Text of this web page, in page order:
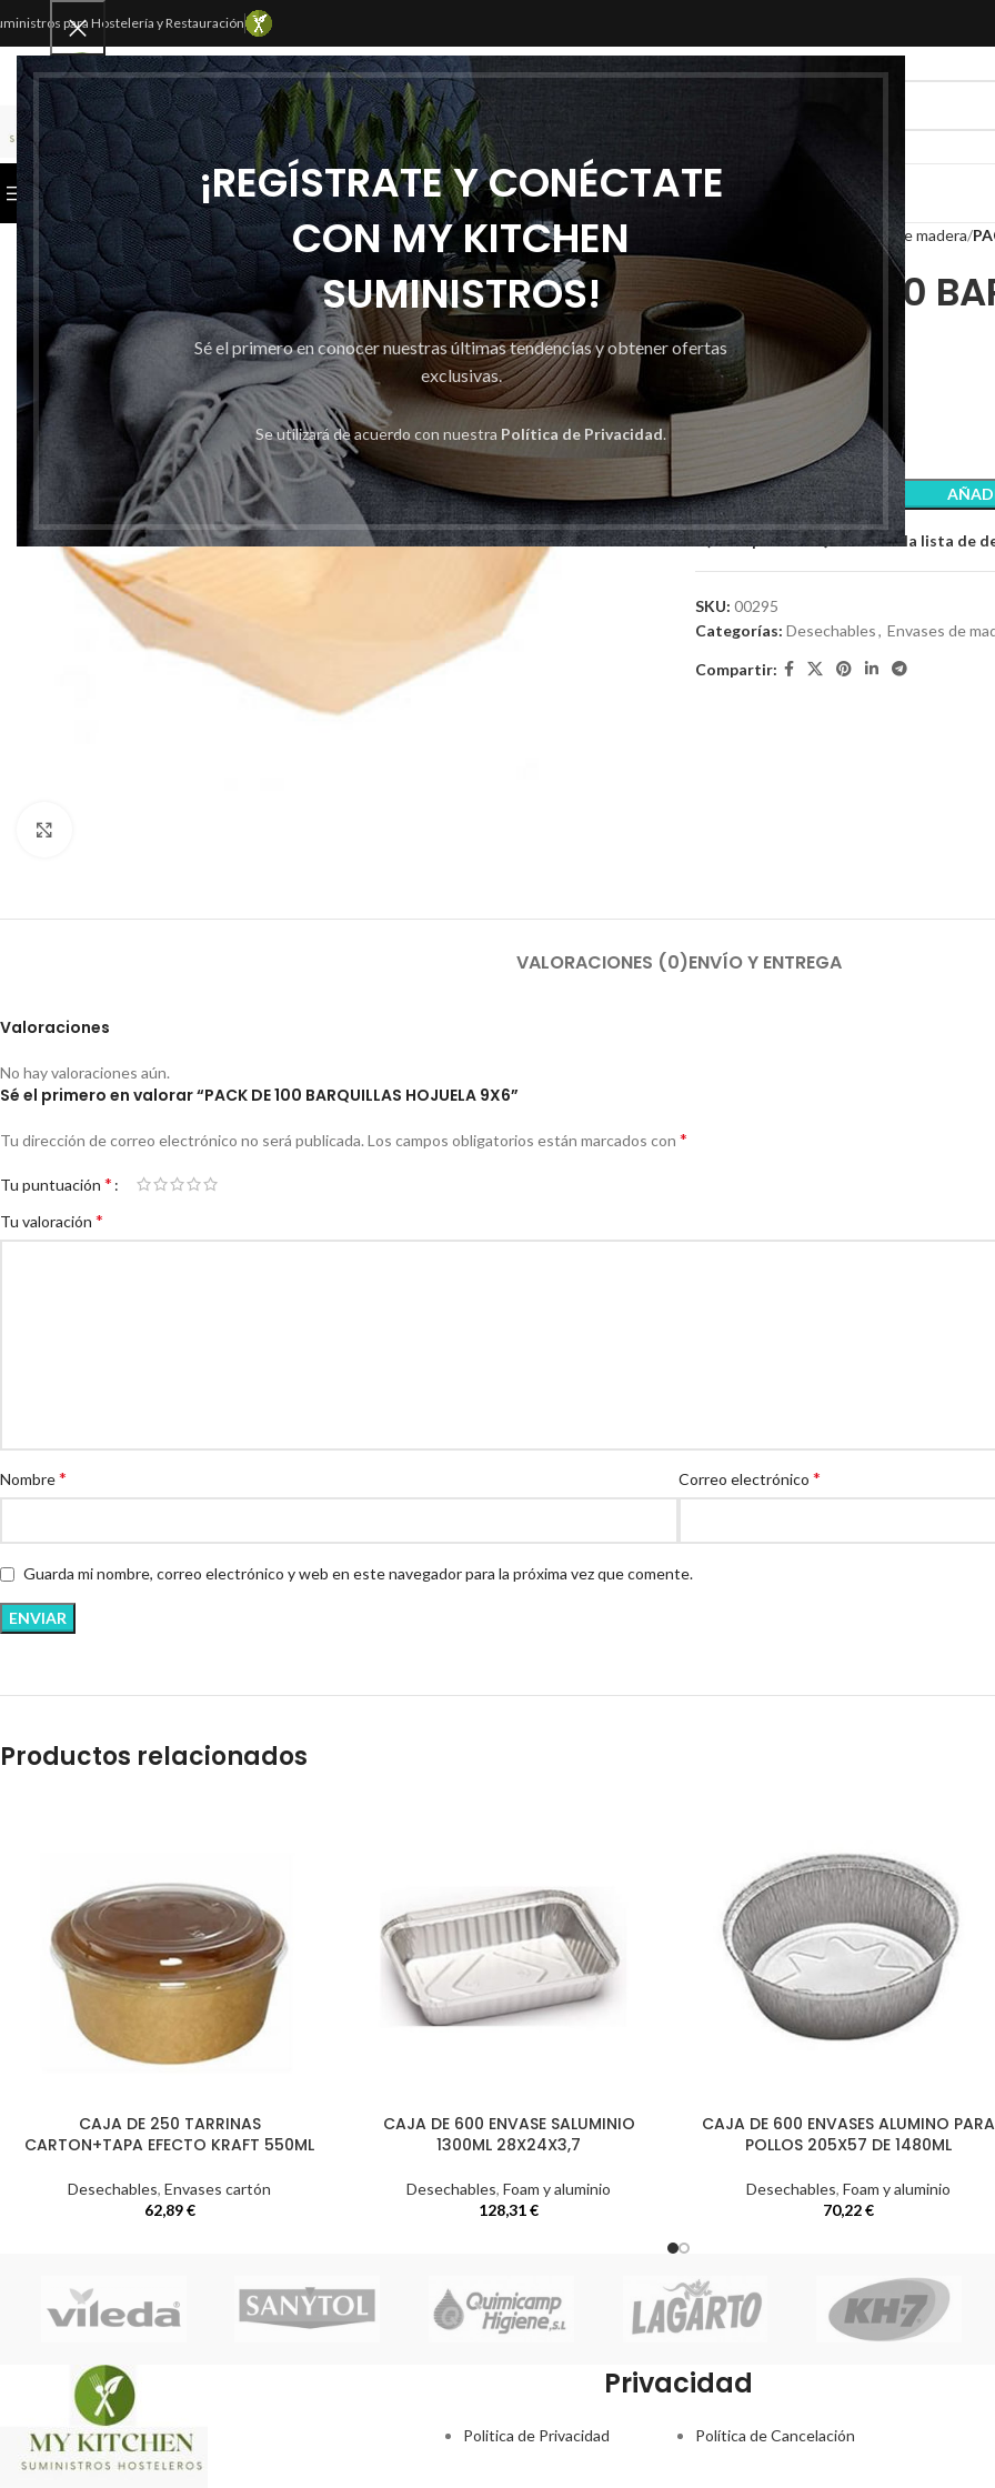
¡REGÍSTRATE Y CONÉCTATE
CON MY KITCHEN
SUMINISTROS!
Sé el primero en conocer nuestras últimas tendencias y obtener ofertas
exclusivas.
Se utilizará de acuerdo con nuestra Política de Privacidad.
para Hostelería y Restauración
SELECCIONAR CATEGORÍA
CATEGORÍAS INICIOTIENDACONTACTAR
Envases de madera
PACK DE 100
9X6
6,40€
Comparar Añadir a la lista de
SKU: 00295
Categorías: Desechables, Envases de
Compartir:
VALORACIONES (0)ENVÍO Y ENTREGA
Valoraciones
No hay valoraciones aún.
Sé el primero en valorar “PACK DE 100 BARQUILLAS HOJUELA 9X6”
Tu dirección de correo electrónico no será publicada. Los campos obligatorios están marcados con *
Tu puntuación *
Tu valoración *
Nombre* Correo electrónico *
Guarda mi nombre, correo electrónico y web en este navegador para la próxima vez que comente.
Productos relacionados
CAJA DE 250 TARRINAS
CARTON+TAPA EFECTO KRAFT 550ML
Desechables,Envases cartón
62,89€
CAJA DE 600 ENVASE SALUMINIO
1300ML 28X24X3,7
Desechables,Foam y aluminio
128,31€
CAJA DE 600 ENVASES ALUMINO PARA
POLLOS 205X57 DE 1480ML
Desechables, Foam y aluminio
70,22€
Privacidad
Politica de Privacidad Política de Cancelación